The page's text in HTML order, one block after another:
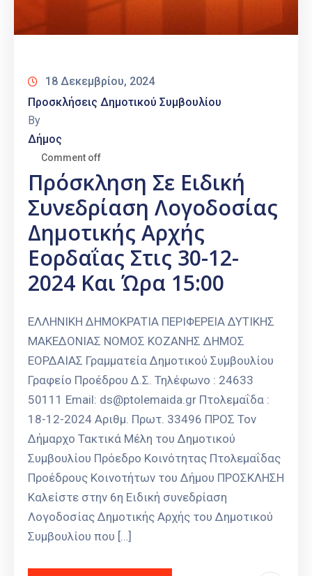
18 Δεκεμβρίου, 2024
Προσκλήσεις Δημοτικού Συμβουλίου
By
Δήμος
Comment off
Πρόσκληση Σε Ειδική
Συνεδρίαση Λογοδοσίας
Δημοτικής Αρχής
Εορδαΐας Στις 30-12-
2024 Και Ώρα 15:00
ΕΛΛΗΝΙΚΗ ΔΗΜΟΚΡΑΤΙΑ ΠΕΡΙΦΕΡΕΙΑ ΔΥΤΙΚΗΣ
ΜΑΚΕΔΟΝΙΑΣ ΝΟΜΟΣ ΚΟΖΑΝΗΣ ΔΗΜΟΣ
ΕΟΡΔΑΙΑΣ Γραμματεία Δημοτικού Συμβουλίου
Γραφείο Προέδρου Δ.Σ. Τηλέφωνο : 24633
50111 Email: ds@ptolemaida.gr Πτολεμαΐδα :
18-12-2024 Αριθμ. Πρωτ. 33496 ΠΡΟΣ Τον
Δήμαρχο Τακτικά Μέλη του Δημοτικού
Συμβουλίου Πρόεδρο Κοινότητας Πτολεμαΐδας
Προέδρους Κοινοτήτων του Δήμου ΠΡΟΣΚΛΗΣΗ
Καλείστε στην 6η Ειδική συνεδρίαση
Λογοδοσίας Δημοτικής Αρχής του Δημοτικού
Συμβουλίου που […]